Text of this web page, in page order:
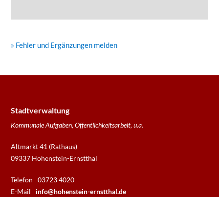
» Fehler und Ergänzungen melden
Stadtverwaltung
Kommunale Aufgaben, Öffentlichkeitsarbeit, u.a.
Altmarkt 41 (Rathaus)
09337 Hohenstein-Ernstthal
Telefon
03723 4020
E-Mail
info@hohenstein-ernstthal.de